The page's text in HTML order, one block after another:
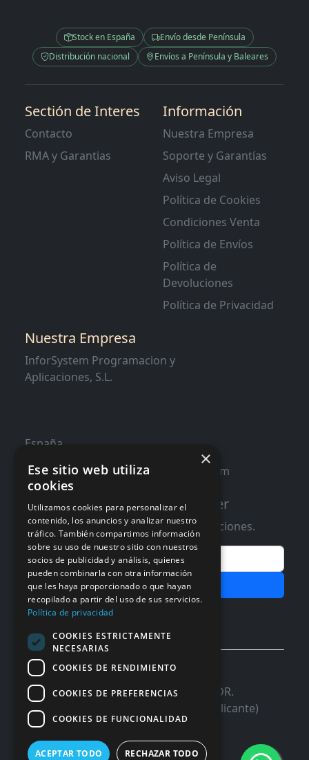
Stock en España
Envío desde Península
Distribución nacional
Envíos a Península y Baleares
Sectión de Interes
Contacto
RMA y Garantias
Información
Nuestra Empresa
Soporte y Garantías
Aviso Legal
Política de Cookies
Condiciones Venta
Política de Envíos
Política de
Devoluciones
Política de Privacidad
Nuestra Empresa
InforSystem Programacion y
Aplicaciones, S.L.
España
contacto@distribucioninformatica.com
Suscribete a nuestro Newsletter
Te informaremos de ofertas y promociones.
Email
Subscribir
Aceptar Politica de
© 2026 InforSystem Programacion y
Aplicaciones, S.L. CIF: B54337985 | C/DR.
Marañon, 17 Local 5 | 03680 - ASPE (Alicante)
×
Ese sitio web utiliza
cookies
Utilizamos cookies para personalizar el
contenido, los anuncios y analizar nuestro
tráfico. También compartimos información
sobre su uso de nuestro sitio con nuestros
socios de publicidad y análisis, quienes
pueden combinarla con otra información
que les haya proporcionado o que hayan
recopilado a partir del uso de sus servicios.
Política de privacidad
COOKIES ESTRICTAMENTE
NECESARIAS
COOKIES DE RENDIMIENTO
COOKIES DE PREFERENCIAS
COOKIES DE FUNCIONALIDAD
ACEPTAR TODO RECHAZAR TODO